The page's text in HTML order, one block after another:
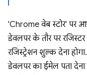
'Chrome वेब स्टोर' पर
डेवलपर के तौर पर
रजिस्ट्रेशन शुल्क देना
डेवलपर का ईमेल पता